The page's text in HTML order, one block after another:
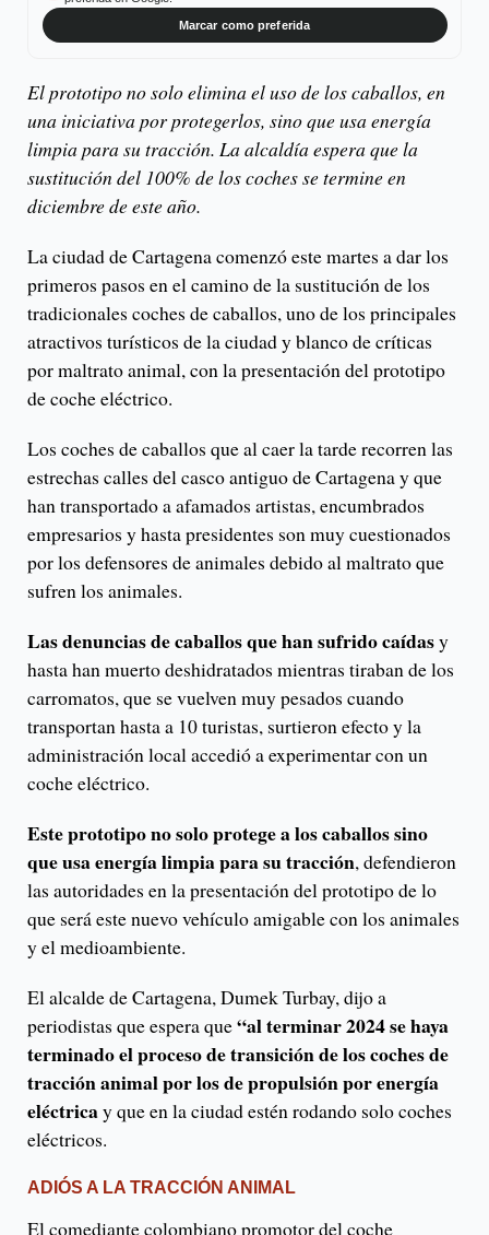
Marcar como preferida
El prototipo no solo elimina el uso de los caballos, en
una iniciativa por protegerlos, sino que usa energía
limpia para su tracción. La alcaldía espera que la
sustitución del 100% de los coches se termine en
diciembre de este año.
La ciudad de Cartagena comenzó este martes a dar los
primeros pasos en el camino de la sustitución de los
tradicionales coches de caballos, uno de los principales
atractivos turísticos de la ciudad y blanco de críticas
por maltrato animal, con la presentación del prototipo
de coche eléctrico.
Los coches de caballos que al caer la tarde recorren las
estrechas calles del casco antiguo de Cartagena y que
han transportado a afamados artistas, encumbrados
empresarios y hasta presidentes son muy cuestionados
por los defensores de animales debido al maltrato que
sufren los animales.
Las denuncias de caballos que han sufrido caídasy
hasta han muerto deshidratados mientras tiraban de los
carromatos, que se vuelven muy pesados cuando
transportan hasta a 10 turistas, surtieron efecto y la
administración local accedió a experimentar con un
coche eléctrico.
Este prototipo no solo protege a los caballos sino
que usa energía limpia para su tracción, defendieron
las autoridades en la presentación del prototipo de lo
que será este nuevo vehículo amigable con los animales
y el medioambiente.
El alcalde de Cartagena, Dumek Turbay, dijo a
periodistas que espera que“al terminar 2024 se haya
terminado el proceso de transición de los coches de
tracción animal por los de propulsión por energía
eléctricay que en la ciudad estén rodando solo coches
eléctricos.
ADIÓS A LA TRACCIÓN ANIMAL
El comediante colombiano promotor del coche